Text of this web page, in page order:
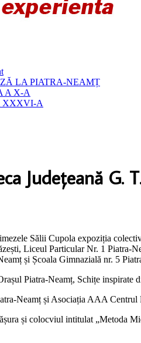
LA PIATRA-NEAMȚ
A X-A
XXXVI-A
Județeană G.
Sălii Cupola expoziția
Liceul Particular Nr. 1
și Școala Gimnazială nr. 5
Piatra-Neamț, Schițe inspirate
Neamț și Asociația AAA
și colocviul intitulat „Metoda